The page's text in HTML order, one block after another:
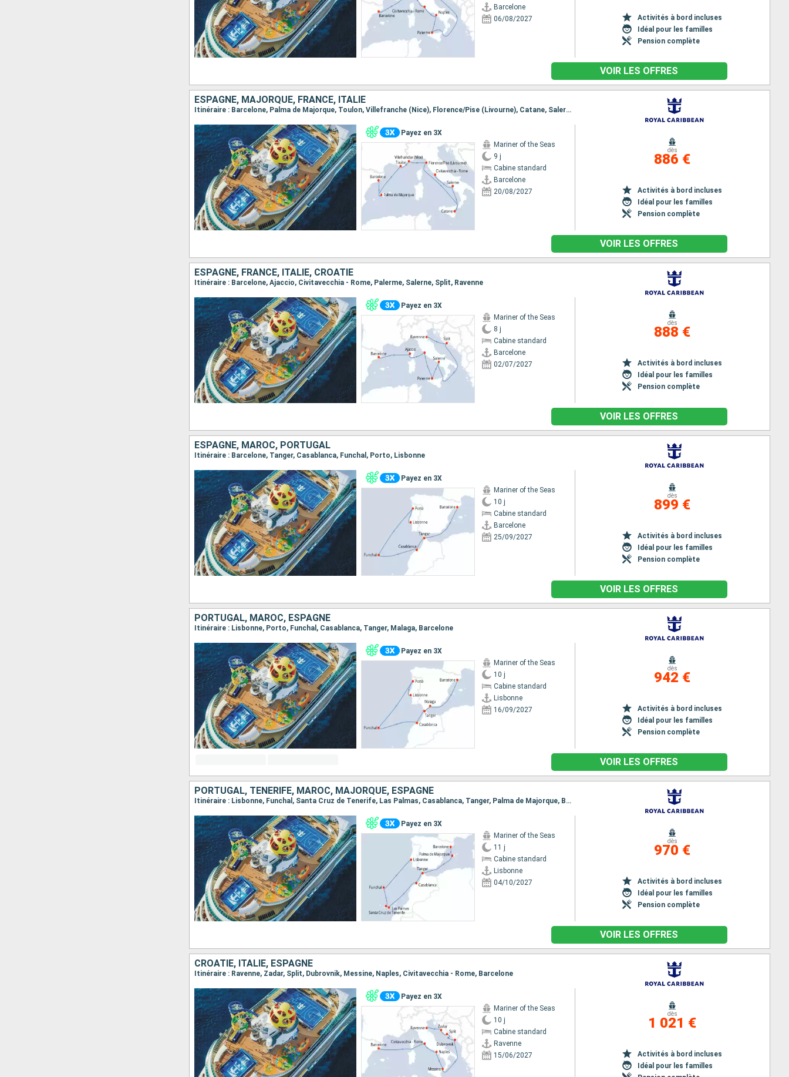
Barcelone
06/08/2027
Activités à bord incluses
Idéal pour les familles
Pension complète
VOIR LES OFFRES
ESPAGNE, MAJORQUE, FRANCE, ITALIE
Itinéraire : Barcelone, Palma de Majorque, Toulon, Villefranche (Nice), Florence/Pise (Livourne), Catane, Salerne, Civitavecchia - Rome
Payez en 3X
Mariner of the Seas
9 j
Cabine standard
Barcelone
20/08/2027
dès
886 €
Activités à bord incluses
Idéal pour les familles
Pension complète
VOIR LES OFFRES
ESPAGNE, FRANCE, ITALIE, CROATIE
Itinéraire : Barcelone, Ajaccio, Civitavecchia - Rome, Palerme, Salerne, Split, Ravenne
Payez en 3X
Mariner of the Seas
8 j
Cabine standard
Barcelone
02/07/2027
dès
888 €
Activités à bord incluses
Idéal pour les familles
Pension complète
VOIR LES OFFRES
ESPAGNE, MAROC, PORTUGAL
Itinéraire : Barcelone, Tanger, Casablanca, Funchal, Porto, Lisbonne
Payez en 3X
Mariner of the Seas
10 j
Cabine standard
Barcelone
25/09/2027
dès
899 €
Activités à bord incluses
Idéal pour les familles
Pension complète
VOIR LES OFFRES
PORTUGAL, MAROC, ESPAGNE
Itinéraire : Lisbonne, Porto, Funchal, Casablanca, Tanger, Malaga, Barcelone
Payez en 3X
Mariner of the Seas
10 j
Cabine standard
Lisbonne
16/09/2027
dès
942 €
Activités à bord incluses
Idéal pour les familles
Pension complète
VOIR LES OFFRES
PORTUGAL, TENERIFE, MAROC, MAJORQUE, ESPAGNE
Itinéraire : Lisbonne, Funchal, Santa Cruz de Tenerife, Las Palmas, Casablanca, Tanger, Palma de Majorque, Barcelone
Payez en 3X
Mariner of the Seas
11 j
Cabine standard
Lisbonne
04/10/2027
dès
970 €
Activités à bord incluses
Idéal pour les familles
Pension complète
VOIR LES OFFRES
CROATIE, ITALIE, ESPAGNE
Itinéraire : Ravenne, Zadar, Split, Dubrovnik, Messine, Naples, Civitavecchia - Rome, Barcelone
Payez en 3X
Mariner of the Seas
10 j
Cabine standard
Ravenne
15/06/2027
dès
1 021 €
Activités à bord incluses
Idéal pour les familles